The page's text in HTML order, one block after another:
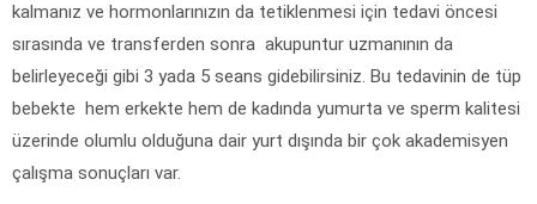
kalmanız ve hormonlarınızın da tetiklenmesi için tedavi öncesi
sırasında ve transferden sonra akupuntur uzmanının da
belirleyeceği gibi 3 yada 5 seans gidebilirsiniz. Bu tedavinin de tüp
bebekte hem erkekte hem de kadında yumurta ve sperm kalitesi
üzerinde olumlu olduğuna dair yurt dışında bir çok akademisyen
çalışma sonuçları var.